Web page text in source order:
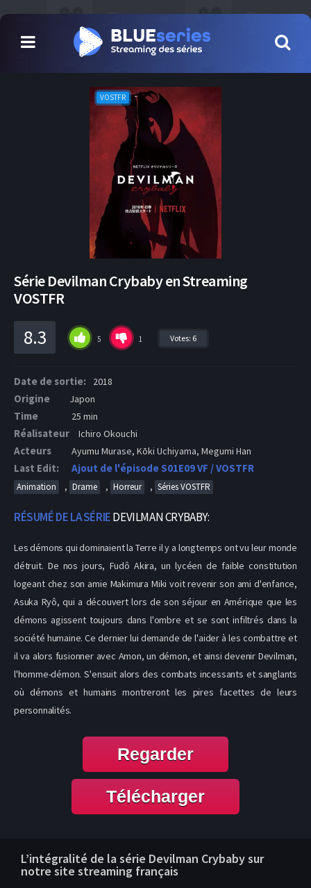
VOSTFR
Série Devilman Crybaby en Streaming
VOSTFR
8.3 5 1 Votes: 6
Date de sortie: 2018
Origine Japon
Time 25 min
Réalisateur Ichiro Okouchi
Acteurs Ayumu Murase, Kōki Uchiyama, Megumi Han
Last Edit: Ajout de l'épisode S01E09 VF / VOSTFR
Animation , Drame , Horreur , Séries VOSTFR
RÉSUMÉ DE LA SÉRIEDEVILMAN CRYBABY:
Les démons qui dominaient la Terre il y a longtemps ont vu leur monde
détruit. De nos jours, Fudô Akira, un lycéen de faible constitution
logeant chez son amie Makimura Miki voit revenir son ami d'enfance,
Asuka Ryô, qui a découvert lors de son séjour en Amérique que les
démons agissent toujours dans l'ombre et se sont infiltrés dans la
société humaine. Ce dernier lui demande de l'aider à les combattre et
il va alors fusionner avec Amon, un démon, et ainsi devenir Devilman,
l'homme-démon. S'ensuit alors des combats incessants et sanglants
où démons et humains montreront les pires facettes de leurs
personnalités.
Regarder
Télécharger
L’intégralité de la série Devilman Crybaby sur
notre site streaming français